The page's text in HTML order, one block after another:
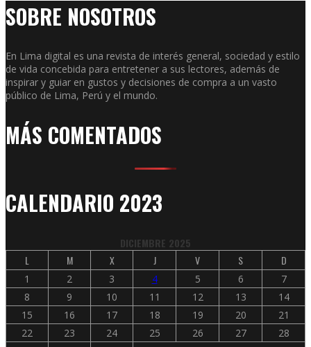
SOBRE NOSOTROS
En Lima digital es una revista de interés general, sociedad y estilo
de vida concebida para entretener a sus lectores, además de
inspirar y guiar en gustos y decisiones de compra a un vasto
público de Lima, Perú y el mundo.
MÁS COMENTADOS
CALENDARIO 2023
DICIEMBRE 2025
L
M X J V S D
1 2 3 4 5 6
7
8
9 10 11 12 13
14
15
16 17 18 19 20
21
22
23 24 25 26 27
28